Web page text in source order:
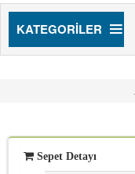
KATEGORILER
Sepet Detayı